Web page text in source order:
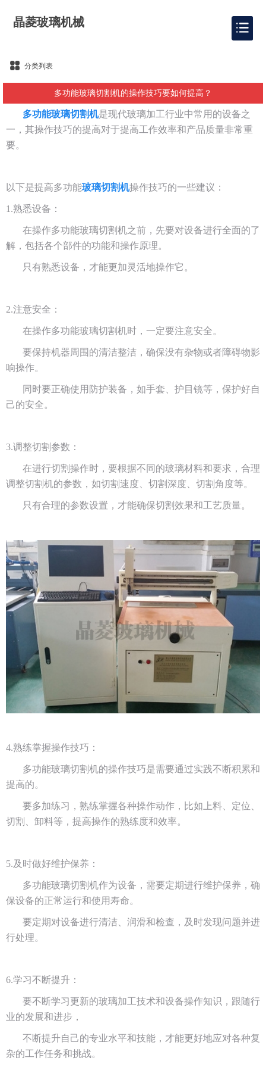
晶菱玻璃机械
分类列表
多功能玻璃切割机的操作技巧要如何提高？
多功能玻璃切割机是现代玻璃加工行业中常用的设备之
一，其操作技巧的提高对于提高工作效率和产品质量非常重
要。
以下是提高多功能玻璃切割机操作技巧的一些建议：
1.熟悉设备：
在操作多功能玻璃切割机之前，先要对设备进行全面的了
解，包括各个部件的功能和操作原理。
只有熟悉设备，才能更加灵活地操作它。
2.注意安全：
在操作多功能玻璃切割机时，一定要注意安全。
要保持机器周围的清洁整洁，确保没有杂物或者障碍物影
响操作。
同时要正确使用防护装备，如手套、护目镜等，保护好自
己的安全。
3.调整切割参数：
在进行切割操作时，要根据不同的玻璃材料和要求，合理
调整切割机的参数，如切割速度、切割深度、切割角度等。
只有合理的参数设置，才能确保切割效果和工艺质量。
4.熟练掌握操作技巧：
多功能玻璃切割机的操作技巧是需要通过实践不断积累和
提高的。
要多加练习，熟练掌握各种操作动作，比如上料、定位、
切割、卸料等，提高操作的熟练度和效率。
5.及时做好维护保养：
多功能玻璃切割机作为设备，需要定期进行维护保养，确
保设备的正常运行和使用寿命。
要定期对设备进行清洁、润滑和检查，及时发现问题并进
行处理。
6.学习不断提升：
要不断学习更新的玻璃加工技术和设备操作知识，跟随行
业的发展和进步，
不断提升自己的专业水平和技能，才能更好地应对各种复
杂的工作任务和挑战。